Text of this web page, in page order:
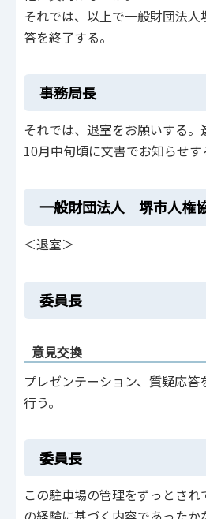
それでは、以上で一般財団法
答を終了する。
事務局長
それでは、退室をお願いする。
10月中旬頃に文書でお知らせす
一般財団法人 堺市人権
＜退室＞
委員長
意見交換
プレゼンテーション、質疑応答
行う。
委員長
この駐車場の管理をずっとさ